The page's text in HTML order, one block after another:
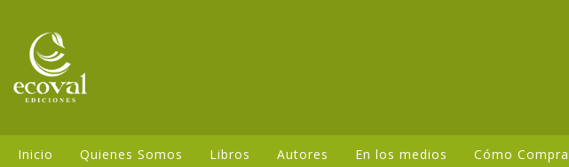
Inicio Quienes Somos Libros Autores En los medios Cómo